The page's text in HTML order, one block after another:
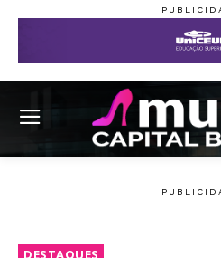
DESTAQUES